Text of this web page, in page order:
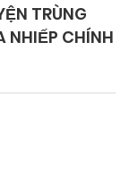
TRÙNG
NHIẾP CHÍNH